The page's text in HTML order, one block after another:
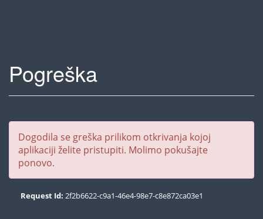
Pogreška
Dogodila se greška prilikom otkrivanja kojoj
aplikaciji želite pristupiti. Molimo pokušajte
ponovo.
Request Id: 2f2b6622-c9a1-46e4-98e7-c8e872ca03e1